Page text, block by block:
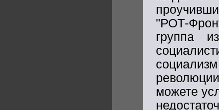
"РОТ-
группа
можете